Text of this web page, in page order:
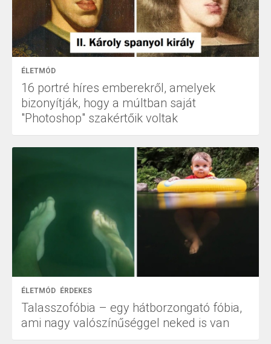
ÉLETMÓD
16 portré híres emberekről, amelyek
bizonyítják, hogy a múltban saját
"Photoshop" szakértőik voltak
ÉLETMÓD ÉRDEKES
Talasszofóbia – egy hátborzongató fóbia,
ami nagy valószínűséggel neked is van